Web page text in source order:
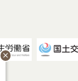
close